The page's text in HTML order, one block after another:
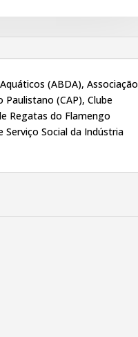
(ABDA), Associação
Paulistano (CAP), Clube
Regatas do Flamengo
Serviço Social da Indústria